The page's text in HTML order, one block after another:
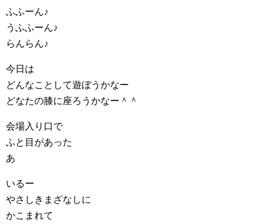
ふふーん♪
うふふーん♪
らんらん♪
今日は
どんなことして遊ぼうかなー
どなたの膝に座ろうかなー＾＾
会場入り口で
ふと目があった
あ
いるー
やさしきまざなしに
かこまれて